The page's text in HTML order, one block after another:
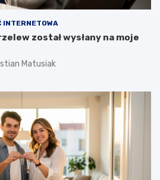
INTERNETOWA
został wysłany na moje
Matusiak